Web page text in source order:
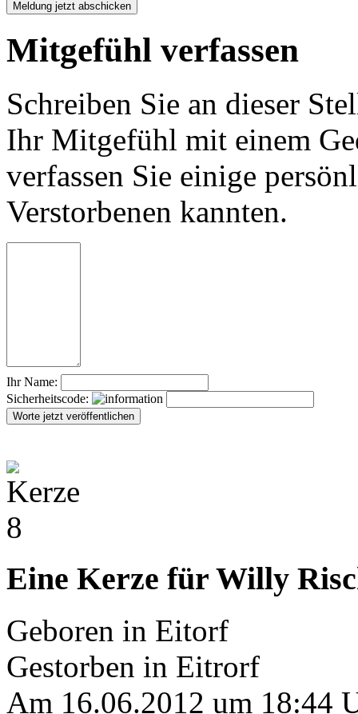
Mitgefühl verfassen
Schreiben Sie an dieser
Ihr Mitgefühl mit einem
verfassen Sie einige
Verstorbenen kannten.
Ihr Name:
Sicherheitscode:
Eine Kerze für Willy
Geboren in Eitorf
Gestorben in Eitrorf
Am 16.06.2012 um 18:44